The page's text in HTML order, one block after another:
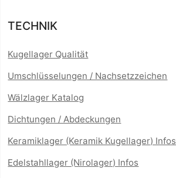
TECHNIK
Kugellager Qualität
Umschlüsselungen / Nachsetzzeichen
Wälzlager Katalog
Dichtungen / Abdeckungen
Keramiklager (Keramik Kugellager) Infos
Edelstahllager (Nirolager) Infos